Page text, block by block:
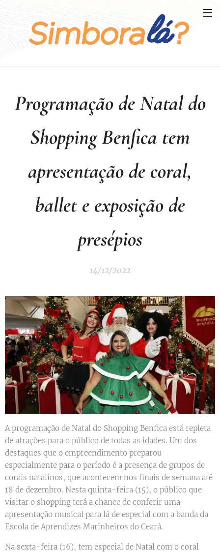
Programação de Natal do
Shopping Benfica tem
apresentação de coral,
ballet e exposição de
presépios
14/12/2022
A programação de Natal do Shopping Benfica está repleta
de atrações para o público de todas as idades. Um dos
destaques que o empreendimento preparou
especialmente para o período é a presença de grupos de
corais natalinos, que acontecem nos finais de semana até
18 de dezembro. Nesta quinta-feira (15), o público que
visitar o shopping terá a chance de conferir uma
apresentação musical para lá de especial com a banda da
Escola de Aprendizes Marinheiros do Ceará.
Na sexta-feira (16), tem especial de Natal com o coral